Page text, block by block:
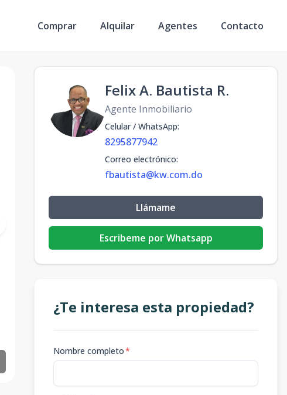
Comprar Alquilar Agentes Contacto
Felix A. Bautista R.
Agente Inmobiliario
Celular / WhatsApp:
8295877942
Correo electrónico:
fbautista@kw.com.do
Llámame
Escribeme por Whatsapp
¿Te interesa esta propiedad?
Nombre completo*